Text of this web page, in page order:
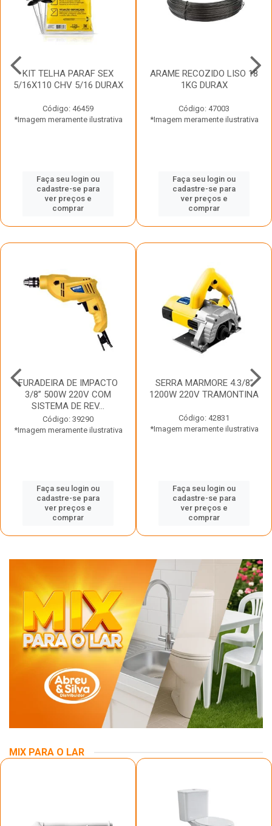
KIT TELHA PARAF SEX
5/16X110 CHV 5/16 DURAX
Código: 46459
*Imagem meramente ilustrativa
Faça seu login ou
cadastre-se para
ver preços e
comprar
ARAME RECOZIDO LISO 18
1KG DURAX
Código: 47003
*Imagem meramente ilustrativa
Faça seu login ou
cadastre-se para
ver preços e
comprar
FURADEIRA DE IMPACTO
3/8” 500W 220V COM
SISTEMA DE REV...
Código: 39290
*Imagem meramente ilustrativa
Faça seu login ou
cadastre-se para
ver preços e
comprar
SERRA MARMORE 4.3/8”
1200W 220V TRAMONTINA
Código: 42831
*Imagem meramente ilustrativa
Faça seu login ou
cadastre-se para
ver preços e
comprar
MIX PARA O LAR